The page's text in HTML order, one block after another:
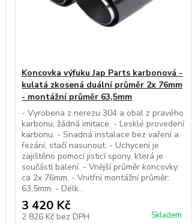
Koncovka výfuku Jap Parts karbonová -
kulatá zkosená duální průměr 2x 76mm
- montážní průměr 63,5mm
- Vyrobena z nerezu 304 a obal z pravého
karbonu, žádná imitace. - Lesklé provedení
karbonu. - Snadná instalace bez vaření a
řezání, stačí nasunout. - Uchycení je
zajištěno pomocí jisticí spony, která je
součástí balení. - Vnější průměr koncovky:
ca 2x 76mm. - Vnitřní montážní průměr:
63,5mm. - Délk...
3 420 Kč
2 826 Kč bez DPH Skladem